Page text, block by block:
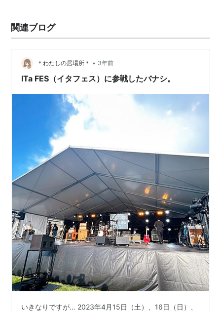
関連ブログ
＊わたしの居場所＊ • 3年前
ITa FES（イタフェス）に参戦したバナシ。
いきなりですが… 2023年4月15日（土）、16日（日）、